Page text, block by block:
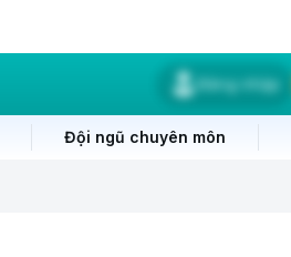
Đăng nhập
Đội ngũ chuyên môn